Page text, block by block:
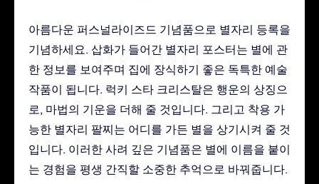
아름다운 퍼스널라이즈드 기념품으로 별자리 등록을
기념하세요. 삽화가 들어간 별자리 포스터는 별에 관
한 정보를 보여주며 집에 장식하기 좋은 독특한 예술
작품이 됩니다. 럭키 스타 크리스탈은 행운의 상징으
로, 마법의 기운을 더해 줄 것입니다. 그리고 착용 가
능한 별자리 팔찌는 어디를 가든 별을 상기시켜 줄 것
입니다. 이러한 사려 깊은 기념품은 별에 이름을 붙이
는 경험을 평생 간직할 소중한 추억으로 바꿔줍니다.